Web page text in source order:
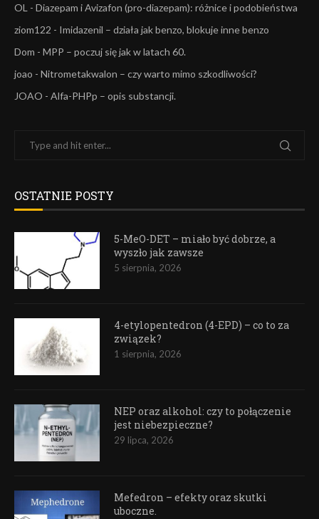
OL - Diazepam i Avizafon (pro-diazepam): różnice i podobieństwa
ziom122 - Imidazenil – działa jak benzo, blokuje inne benzo
Dom - MPP – poczuj się jak w latach 60.
joao - Nitrometakwalon – czy warto mimo szkodliwości?
JOAO - Alfa-PHPp – opis substancji.
OSTATNIE POSTY
5-MeO-DET – miało być dobrze, a
wyszło jak zawsze
5 sierpnia, 2026
4-etylopentedron (4-EPD) – co to za
związek?
1 sierpnia, 2026
NEP oraz alkohol: czy to połączenie
jest niebezpieczne?
29 lipca, 2026
Mefedron – efekty oraz skutki
uboczne.